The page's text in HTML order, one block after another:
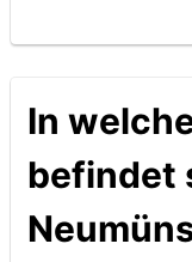
In
befindet